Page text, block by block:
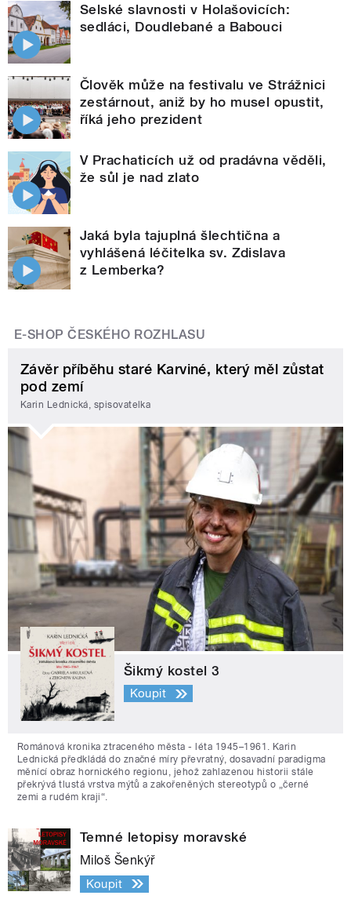
Selské slavnosti v Holašovicích:
sedláci, Doudlebané a Babouci
Člověk může na festivalu ve Strážnici
zestárnout, aniž by ho musel opustit,
říká jeho prezident
V Prachaticích už od pradávna věděli,
že sůl je nad zlato
Jaká byla tajuplná šlechtična a
vyhlášená léčitelka sv. Zdislava
z Lemberka?
E-SHOP ČESKÉHO ROZHLASU
Závěr příběhu staré Karviné, který měl zůstat
pod zemí
Karin Lednická, spisovatelka
Šikmý kostel 3
Koupit
Románová kronika ztraceného města - léta 1945–1961. Karin
Lednická předkládá do značné míry převratný, dosavadní paradigma
měnící obraz hornického regionu, jehož zahlazenou historii stále
překrývá tlustá vrstva mýtů a zakořeněných stereotypů o „černé
zemi a rudém kraji“.
Temné letopisy moravské
Miloš Šenkýř
Koupit